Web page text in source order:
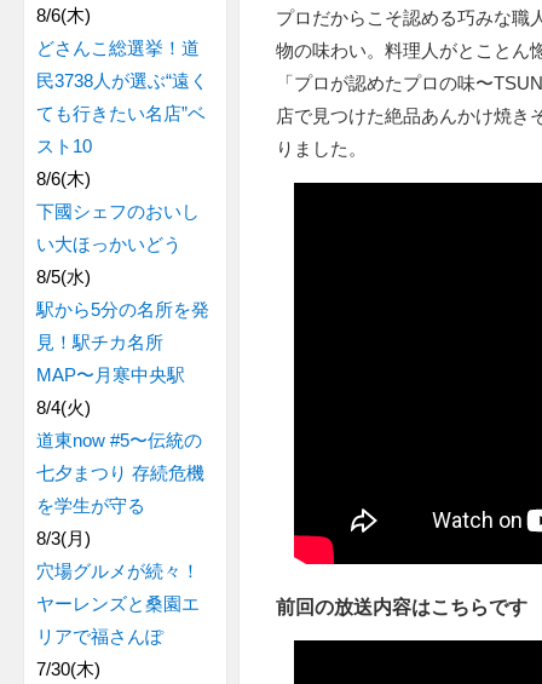
プロだからこそ認める巧みな職
物の味わい。料理人がとことん
「プロが認めたプロの味〜
店で見つけた絶品あんかけ焼き
りました。
前回の放送内容はこちらです
8/6(木)
どさんこ総選挙！道
民3738人が選ぶ“遠く
ても行きたい名店”ベ
スト10
8/6(木)
下國シェフのおいし
い大ほっかいどう
8/5(水)
駅から5分の名所を発
見！駅チカ名所
MAP〜月寒中央駅
8/4(火)
道東now #5〜伝統の
七夕まつり 存続危機
を学生が守る
8/3(月)
穴場グルメが続々！
ヤーレンズと桑園エ
リアで福さんぽ
7/30(木)